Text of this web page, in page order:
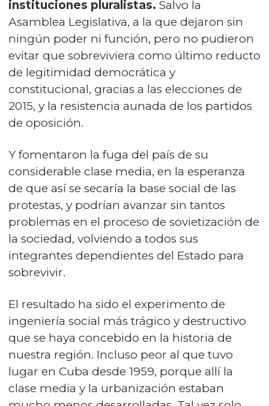
instituciones pluralistas. Salvo la
Asamblea Legislativa, a la que dejaron sin
ningún poder ni función, pero no pudieron
evitar que sobreviviera como último reducto
de legitimidad democrática y
constitucional, gracias a las elecciones de
2015, y la resistencia aunada de los partidos
de oposición.
Y fomentaron la fuga del país de su
considerable clase media, en la esperanza
de que así se secaría la base social de las
protestas, y podrían avanzar sin tantos
problemas en el proceso de sovietización de
la sociedad, volviendo a todos sus
integrantes dependientes del Estado para
sobrevivir.
El resultado ha sido el experimento de
ingeniería social más trágico y destructivo
que se haya concebido en la historia de
nuestra región. Incluso peor al que tuvo
lugar en Cuba desde 1959, porque allí la
clase media y la urbanización estaban